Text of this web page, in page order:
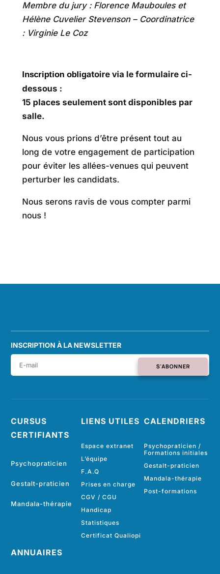
Membre du jury : Florence Mauboules et
Hélène Cuvelier Stevenson – Coordinatrice
: Virginie Le Coz
Inscription obligatoire via le formulaire ci-
dessous :
15 places seulement sont disponibles par
salle.
Nous vous prions d’être présent tout au
long de votre engagement de participation
pour éviter les allées-venues qui peuvent
perturber les candidats.
Nous serons ravis de vous compter parmi
nous !
INSCRIPTION À LA NEWSLETTER
S'ABONNER
CURSUS
CERTIFIANTS
Psychopraticien
Gestalt-praticien
Mandala-thérapie
ANNUAIRES
LIENS UTILES
Espace extranet
L’équipe
F.A.Q
Prises en charge
CGV / CGU
Handicap
Statistiques
Certificat Qualiopi
CALENDRIERS
Psychopraticien /
Formations initiales
Gestalt-praticien
Mandala-thérapie
Post-formations